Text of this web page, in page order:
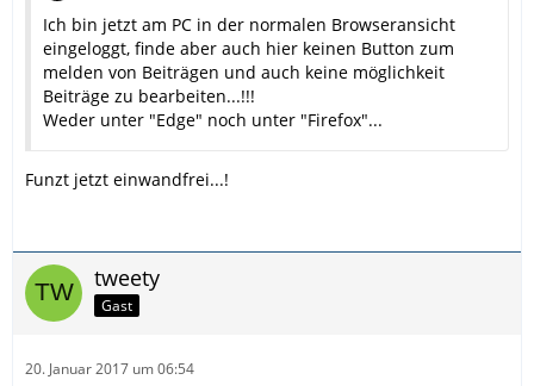
Ich bin jetzt am PC in der normalen Browseransicht
eingeloggt, finde aber auch hier keinen Button zum
melden von Beiträgen und auch keine möglichkeit
Beiträge zu bearbeiten...!!!
Weder unter "Edge" noch unter "Firefox"...
Funzt jetzt einwandfrei...!
tweety
Gast
20. Januar 2017 um 06:54